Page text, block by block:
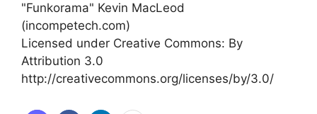
"Funkorama" Kevin MacLeod
(incompetech.com)
Licensed under Creative Commons: By
Attribution 3.0
http://creativecommons.org/licenses/by/3.0/